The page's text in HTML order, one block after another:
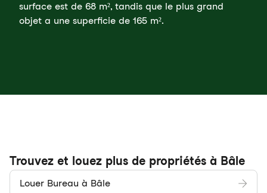
surface est de 68 m², tandis que le plus grand
objet a une superficie de 165 m².
Trouvez et louez plus de propriétés à Bâle
Louer Bureau à Bâle